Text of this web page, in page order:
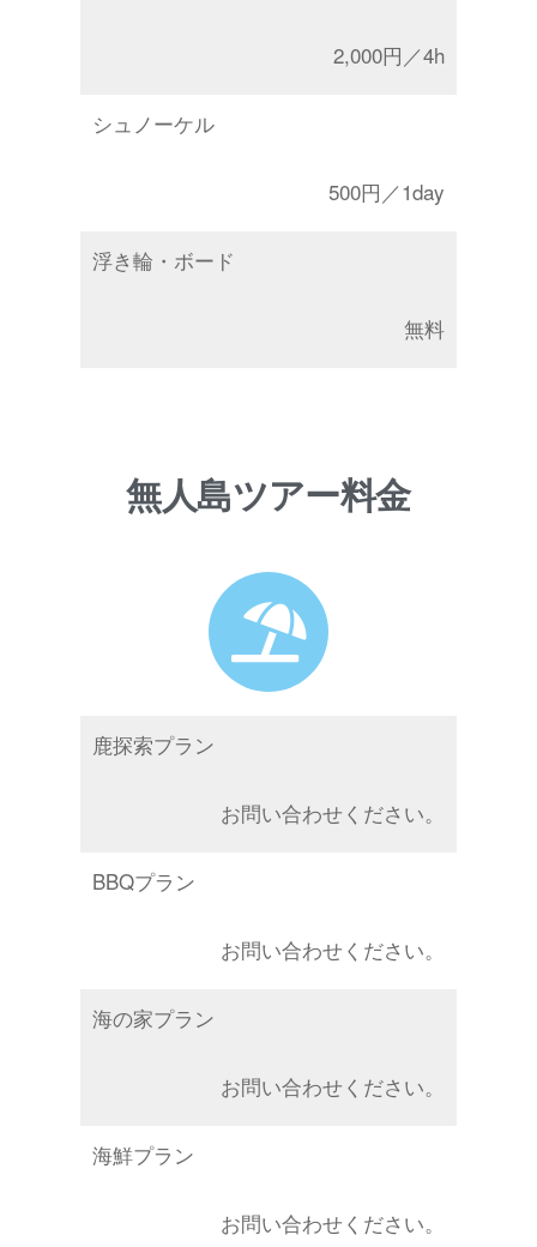
2,000円／4h
シュノーケル
500円／1day
浮き輪・ボード
無料
無人島ツアー料金
鹿探索プラン
お問い合わせください。
BBQプラン
お問い合わせください。
海の家プラン
お問い合わせください。
海鮮プラン
お問い合わせください。